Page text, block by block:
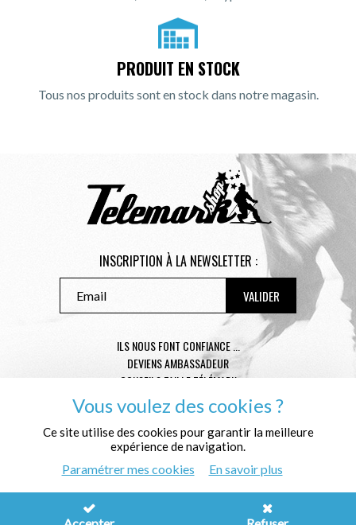
PRODUIT EN STOCK
Tous nos produits sont en stock dans notre magasin.
INSCRIPTION À LA NEWSLETTER :
ILS NOUS FONT CONFIANCE ...
DEVIENS AMBASSADEUR
CONSEILS TAILLE TÉLÉMARK
CONDITIONS GÉNÉRALES DE VENTE
MENTIONS LÉGALES
POLITIQUE DE CONFIDENTIALITÉ
QUI SOMMES NOUS ?
Pure Illusion
Vous voulez des cookies ?
Ce site utilise des cookies pour garantir la meilleure
expérience de navigation.
Paramétrer mes cookies En savoir plus